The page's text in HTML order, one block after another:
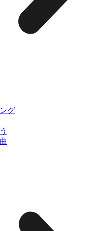
グ